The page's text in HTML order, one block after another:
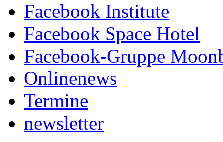
Facebook Institute
Facebook Space Hotel
Facebook-Gruppe
Onlinenews
Termine
newsletter